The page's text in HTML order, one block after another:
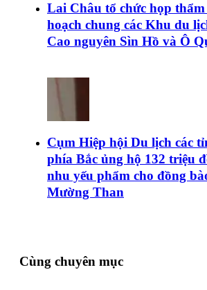
Lai Châu tổ chức họp
hoạch chung các Khu du
Cao nguyên Sìn Hồ và Ô
Cụm Hiệp hội Du lịch các
phía Bắc ủng hộ 132 triệu
nhu yếu phẩm cho đồng
Mường Than
Cùng chuyên mục